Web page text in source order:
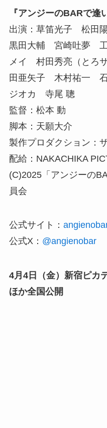
『アンジーのBARで逢
出演：草笛光子 松
黒田大輔 宮崎吐夢
メイ 村田秀亮（とろ
田亜矢子 木村祐一
ジオカ 寺尾 聰
監督：松本 動
脚本：天願大介
製作プロダクション：
配給：NAKACHIKA
(C)2025「アンジーの
員会
公式サイト：
公式X： @angienobar
4月4日（金）新宿ピカ
ほか全国公開